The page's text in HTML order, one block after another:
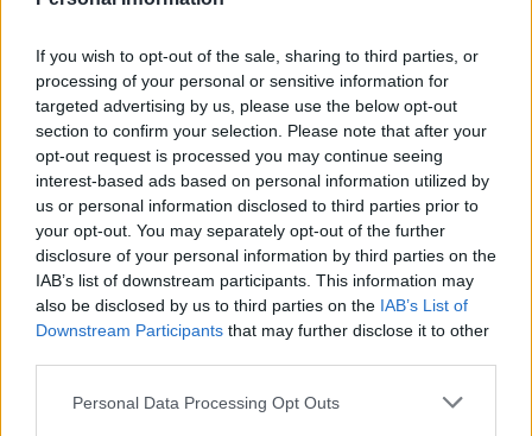
If you wish to opt-out of the sale, sharing to third parties, or
processing of your personal or sensitive information for
targeted advertising by us, please use the below opt-out
section to confirm your selection. Please note that after your
opt-out request is processed you may continue seeing
interest-based ads based on personal information utilized by
us or personal information disclosed to third parties prior to
your opt-out. You may separately opt-out of the further
disclosure of your personal information by third parties on the
IAB’s list of downstream participants. This information may
also be disclosed by us to third parties on the IAB’s List of
Downstream Participants that may further disclose it to other
Please note that this website/app uses one or more Google
Personal Data Processing Opt Outs
Pest hanno registrato l’aumento maggiore. Sebbene i distretti
affitti nel contesto dell’epidemia di coronavirus.
Secondo Csaba Laczi si può osservare anche aumento della
domanda e dei prezzi, e cambiamenti nelle preferenze. “Con
l’intensificarsi della situazione epidemica, è aumentato anche
il tempo trascorso tra quattro mura, portando probabilmente a
uno spostamento verso appartamenti più grandi. Questa
tendenza si è invertita quest’anno, e la popolarità degli
appartamenti più piccoli con una camera da letto e mezza è di
nuovo in crescita.”
Leggi anche:Invitato a un matrimonio ungherese? sono
le cose di cui dovresti essere a conoscenza
Prezzo medio al metro quadrato intorno alle famose università
di Budapest